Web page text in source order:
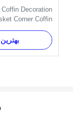
Decoration
Corner Coffin
14kg Casket
wooden or
Competitive